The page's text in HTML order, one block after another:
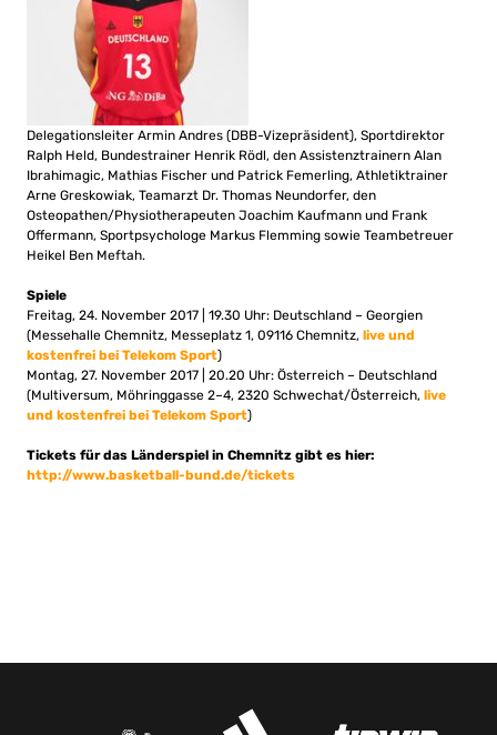
Delegationsleiter Armin Andres (DBB-Vizepräsident), Sportdirektor
Ralph Held, Bundestrainer Henrik Rödl, den Assistenztrainern Alan
Ibrahimagic, Mathias Fischer und Patrick Femerling, Athletiktrainer
Arne Greskowiak, Teamarzt Dr. Thomas Neundorfer, den
Osteopathen/Physiotherapeuten Joachim Kaufmann und Frank
Offermann, Sportpsychologe Markus Flemming sowie Teambetreuer
Heikel Ben Meftah.
Spiele
Freitag, 24. November 2017 | 19.30 Uhr: Deutschland – Georgien
(Messehalle Chemnitz, Messeplatz 1, 09116 Chemnitz, live und
kostenfrei bei Telekom Sport)
Montag, 27. November 2017 | 20.20 Uhr: Österreich – Deutschland
(Multiversum, Möhringgasse 2–4, 2320 Schwechat/Österreich, live
und kostenfrei bei Telekom Sport)
Tickets für das Länderspiel in Chemnitz gibt es hier:
http://www.basketball-bund.de/tickets